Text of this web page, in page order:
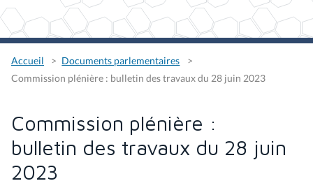
Accueil
Documents parlementaires
Commission plénière : bulletin des travaux du 28 juin 2023
Commission plénière :
bulletin des travaux du 28 juin
2023